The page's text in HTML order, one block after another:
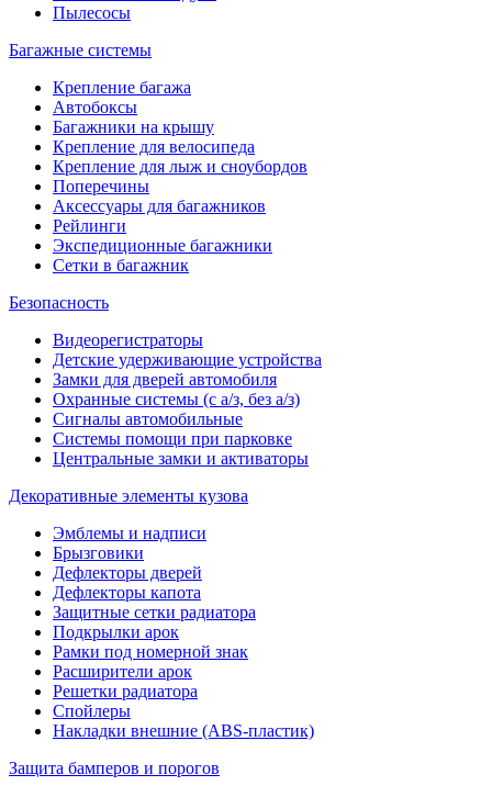
Пылесосы
Багажные системы
Крепление багажа
Автобоксы
Багажники на крышу
Крепление для велосипеда
Крепление для лыж и сноубордов
Поперечины
Аксессуары для багажников
Рейлинги
Экспедиционные багажники
Сетки в багажник
Безопасность
Видеорегистраторы
Детские удерживающие устройства
Замки для дверей автомобиля
Охранные системы (с а/з, без а/з)
Сигналы автомобильные
Системы помощи при парковке
Центральные замки и активаторы
Декоративные элементы кузова
Эмблемы и надписи
Брызговики
Дефлекторы дверей
Дефлекторы капота
Защитные сетки радиатора
Подкрылки арок
Рамки под номерной знак
Расширители арок
Решетки радиатора
Спойлеры
Накладки внешние (ABS-пластик)
Защита бамперов и порогов